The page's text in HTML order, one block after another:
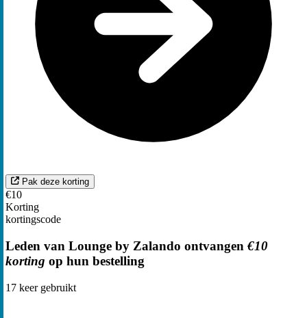
Pak deze korting
€10
Korting
kortingscode
Leden van Lounge by Zalando ontvangen €10
korting op hun bestelling
17 keer gebruikt